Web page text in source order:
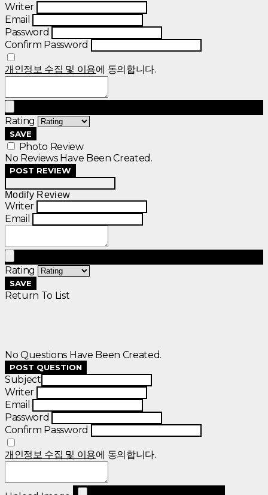
Writer
Email
Password
Confirm Password
개인정보 수집 및 이용에 동의합니다.
Rating
SAVE
Photo Review
No Reviews Have Been Created.
POST REVIEW
Modify Review
Writer
Email
Rating
SAVE
Return To List
No Questions Have Been Created.
POST QUESTION
Subject
Writer
Email
Password
Confirm Password
개인정보 수집 및 이용에 동의합니다.